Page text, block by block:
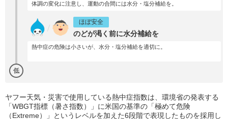
低
体調の変化に注意し、運動の合間には水分・塩分補給を。
ほぼ安全
のどが渇く前に水分補給を
熱中症の危険は小さいが、水分・塩分補給を適切に。
ヤフー天気・災害で使用している熱中症指数は、環境省の発表する
「WBGT指標（暑さ指数）」に米国の基準の「極めて危険
（Extreme）」というレベルを加えた6段階で表現したものを採用し